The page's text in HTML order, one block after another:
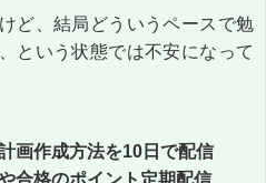
ど、結局どういうペースで勉
という状態では不安になって
画作成方法を10日で配信
合格のポイント定期配信